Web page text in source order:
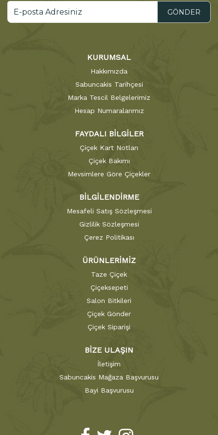
GÖNDER
KURUMSAL
Hakkımızda
Sabuncakis Tarihçesi
Marka Tescil Belgelerimiz
Hesap Numaralarımız
FAYDALI BİLGİLER
Çiçek Kart Notları
Çiçek Bakımı
Mevsimlere Göre Çiçekler
BİLGİLENDİRME
Mesafeli Satış Sözleşmesi
Gizlilik Sözleşmesi
Çerez Politikası
ÜRÜNLERİMİZ
Taze Çiçek
Çiçeksepeti
Salon Bitkileri
Çiçek Gönder
Çiçek Siparişi
BİZE ULAŞIN
İletişim
Sabuncakis Mağaza Başvurusu
Bayi Başvurusu